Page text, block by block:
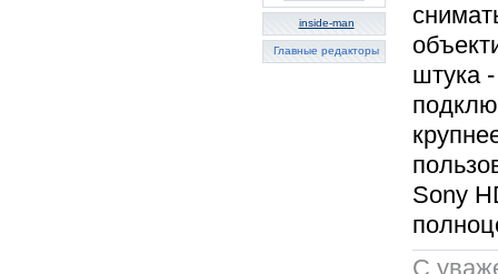
inside-man
Главные редакторы
штука
Sony
C